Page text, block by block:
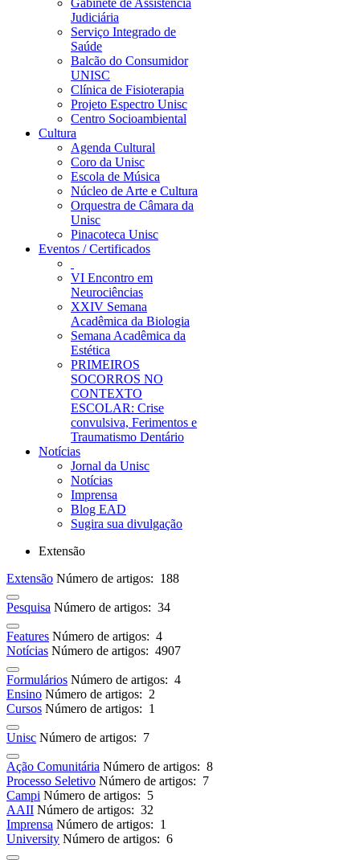
Gabinete de Assistência
Judiciária
Serviço Integrado de
Saúde
Balcão do Consumidor
UNISC
Clínica de Fisioterapia
Projeto Espectro Unisc
Centro Socioambiental
Cultura
Agenda Cultural
Coro da Unisc
Escola de Música
Núcleo de Arte e Cultura
Orquestra de Câmara da
Unisc
Pinacoteca Unisc
Eventos / Certificados
VI Encontro em
Neurociências
XXIV Semana
Acadêmica da Biologia
Semana Acadêmica da
Estética
PRIMEIROS
SOCORROS NO
CONTEXTO
ESCOLAR: Crise
convulsiva, Ferimentos e
Traumatismo Dentário
Notícias
Jornal da Unisc
Notícias
Imprensa
Blog EAD
Sugira sua divulgação
Extensão
Extensão Número de artigos: 188
Pesquisa Número de artigos: 34
Features Número de artigos: 4
Notícias Número de artigos: 4907
Formulários Número de artigos: 4
Ensino Número de artigos: 2
Cursos Número de artigos: 1
Unisc Número de artigos: 7
Ação Comunitária Número de artigos: 8
Processo Seletivo Número de artigos: 7
Campi Número de artigos: 5
AAII Número de artigos: 32
Imprensa Número de artigos: 1
University Número de artigos: 6